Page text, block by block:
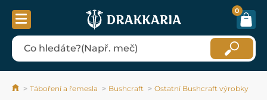
0
Táboření a řemesla Bushcraft Ostatní Bushcraft výrobky